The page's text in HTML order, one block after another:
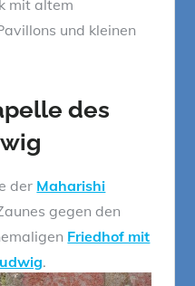
mit altem
und kleinen
des
der Maharishi
gegen den
Friedhof mit
.